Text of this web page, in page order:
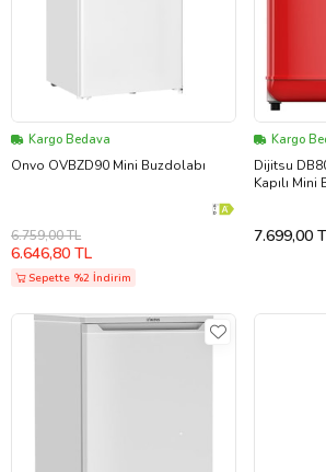
Kargo Bedava
Onvo OVBZD90 Mini Buzdolabı
6.759,00 TL
6.646,80 TL
Sepette %2 İndirim
Kargo
Dijitsu
Kapılı Mini
7.699,00